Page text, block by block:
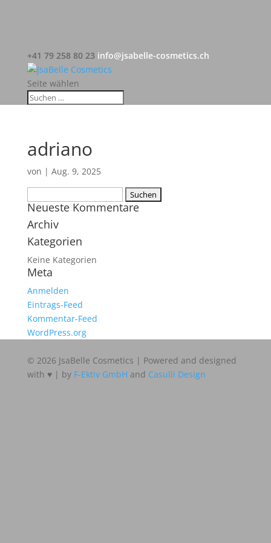
+41 79 258 80 23 info@jsabelle-cosmetics.ch
Seite wählen
adriano
von | Aug. 9, 2025
nach:
Neueste Kommentare
Archiv
Kategorien
Keine Kategorien
Meta
Anmelden
Eintrags-Feed
Kommentar-Feed
WordPress.org
© 2026 JsaBelle Cosmetics | Powered and designed
with ♥ | by F-Ektiv GmbH and Casulli Design